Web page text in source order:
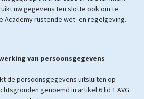
uw gegevens ten slotte ook om te
Academy rustende wet- en regelgeving.
van persoonsgegevens
de persoonsgegevens uitsluiten op
genoemd in artikel 6 lid 1 AVG.